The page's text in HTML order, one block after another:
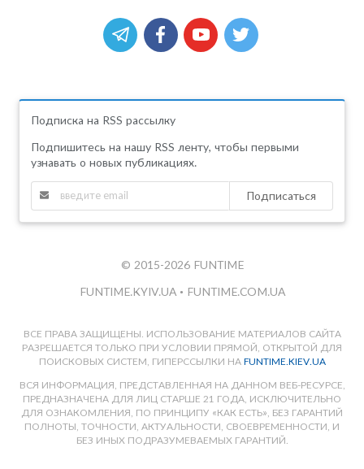
Подписка на RSS рассылку
Подпишитесь на нашу RSS ленту, чтобы первыми
узнавать о новых публикациях.
Подписаться
© 2015-2026 FUNTIME
FUNTIME.KYIV.UA • FUNTIME.COM.UA
ВСЕ ПРАВА ЗАЩИЩЕНЫ. ИСПОЛЬЗОВАНИЕ МАТЕРИАЛОВ САЙТА
РАЗРЕШАЕТСЯ ТОЛЬКО ПРИ УСЛОВИИ ПРЯМОЙ, ОТКРЫТОЙ ДЛЯ
ПОИСКОВЫХ СИСТЕМ, ГИПЕРССЫЛКИ НА FUNTIME.KIEV.UA
ВСЯ ИНФОРМАЦИЯ, ПРЕДСТАВЛЕННАЯ НА ДАННОМ ВЕБ-РЕСУРСЕ,
ПРЕДНАЗНАЧЕНА ДЛЯ ЛИЦ СТАРШЕ 21 ГОДА, ИСКЛЮЧИТЕЛЬНО
ДЛЯ ОЗНАКОМЛЕНИЯ, ПО ПРИНЦИПУ «КАК ЕСТЬ», БЕЗ ГАРАНТИЙ
ПОЛНОТЫ, ТОЧНОСТИ, АКТУАЛЬНОСТИ, СВОЕВРЕМЕННОСТИ, И
БЕЗ ИНЫХ ПОДРАЗУМЕВАЕМЫХ ГАРАНТИЙ.